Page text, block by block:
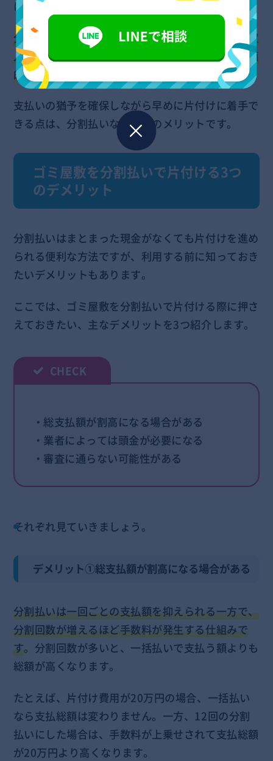
に対応できるという方もいるでしょう。
分割払いであれば少額ずつの返済や、まとまった収
入のタイミングに合わせた返済ができるので、計画
的に支払いを進められます
支払いの猶予を確保しながら早めに片付けに着手で
きる点は、分割払いならではのメリットです。
ゴミ屋敷を分割払いで片付ける3つ
のデメリット
分割払いはまとまった現金がなくても片付けを進め
られる便利な方法ですが、利用する前に知っておき
たいデメリットもあります。
ここでは、ゴミ屋敷を分割払いで片付ける際に押さ
えておきたい、主なデメリットを3つ紹介します。
・総支払額が割高になる場合がある
・業者によっては頭金が必要になる
・審査に通らない可能性がある
それぞれ見ていきましょう。
デメリット①総支払額が割高になる場合がある
分割払いは一回ごとの支払額を抑えられる一方で、
分割回数が増えるほど手数料が発生する仕組みで
す。分割回数が多いと、一括払いで支払う額よりも
総額が高くなります。
たとえば、片付け費用が20万円の場合、一括払い
なら支払総額は変わりません。一方、12回の分割
払いにした場合は、手数料が上乗せされて支払総額
が20万円より高くなります。